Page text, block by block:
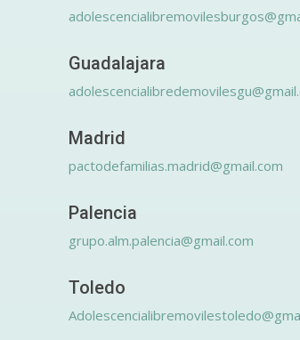
Guadalajara
Madrid
pactodefamilias.madrid@gmail.com
Palencia
grupo.alm.palencia@gmail.com
Toledo